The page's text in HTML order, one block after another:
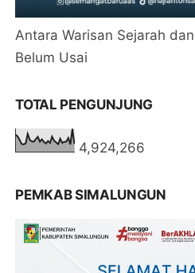
Antara Warisan Sejarah
Belum Usai
TOTAL PENGUNJUNG
4,924,266
PEMKAB SIMALUNGUN